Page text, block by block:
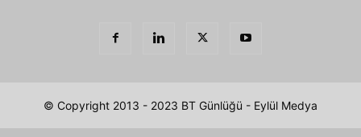
© Copyright 2013 - 2023 BT Günlüğü - Eylül Medya